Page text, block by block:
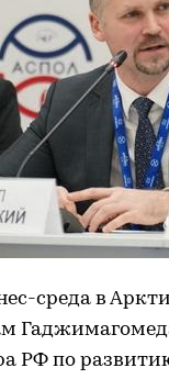
среда в
РФ по